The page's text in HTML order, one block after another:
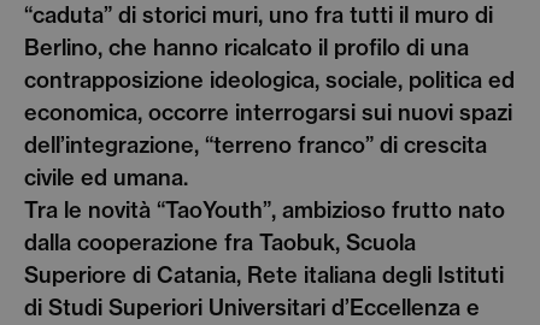
“caduta” di storici muri, uno fra tutti il muro di
Berlino, che hanno ricalcato il profilo di una
contrapposizione ideologica, sociale, politica ed
economica, occorre interrogarsi sui nuovi spazi
dell’integrazione, “terreno franco” di crescita
civile ed umana.
Tra le novità “TaoYouth”, ambizioso frutto nato
dalla cooperazione fra Taobuk, Scuola
Superiore di Catania, Rete italiana degli Istituti
di Studi Superiori Universitari d’Eccellenza e